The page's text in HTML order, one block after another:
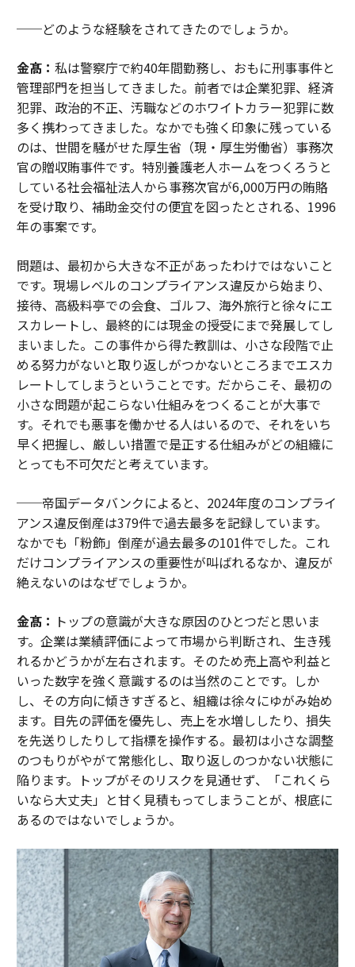
──どのような経験をされてきたのでしょうか。
金髙： 私は警察庁で約40年間勤務し、おもに刑事事件と
管理部門を担当してきました。前者では企業犯罪、経済
犯罪、政治的不正、汚職などのホワイトカラー犯罪に数
多く携わってきました。なかでも強く印象に残っている
のは、世間を騒がせた厚生省（現・厚生労働省）事務次
官の贈収賄事件です。特別養護老人ホームをつくろうと
している社会福祉法人から事務次官が6,000万円の賄賂
を受け取り、補助金交付の便宜を図ったとされる、1996
年の事案です。
問題は、最初から大きな不正があったわけではないこと
です。現場レベルのコンプライアンス違反から始まり、
接待、高級料亭での会食、ゴルフ、海外旅行と徐々にエ
スカレートし、最終的には現金の授受にまで発展してし
まいました。この事件から得た教訓は、小さな段階で止
める努力がないと取り返しがつかないところまでエスカ
レートしてしまうということです。だからこそ、最初の
小さな問題が起こらない仕組みをつくることが大事で
す。それでも悪事を働かせる人はいるので、それをいち
早く把握し、厳しい措置で是正する仕組みがどの組織に
とっても不可欠だと考えています。
──帝国データバンクによると、2024年度のコンプライ
アンス違反倒産は379件で過去最多を記録しています。
なかでも「粉飾」倒産が過去最多の101件でした。これ
だけコンプライアンスの重要性が叫ばれるなか、違反が
絶えないのはなぜでしょうか。
金髙： トップの意識が大きな原因のひとつだと思いま
す。企業は業績評価によって市場から判断され、生き残
れるかどうかが左右されます。そのため売上高や利益と
いった数字を強く意識するのは当然のことです。しか
し、その方向に傾きすぎると、組織は徐々にゆがみ始め
ます。目先の評価を優先し、売上を水増ししたり、損失
を先送りしたりして指標を操作する。最初は小さな調整
のつもりがやがて常態化し、取り返しのつかない状態に
陥ります。トップがそのリスクを見通せず、「これくら
いなら大丈夫」と甘く見積もってしまうことが、根底に
あるのではないでしょうか。